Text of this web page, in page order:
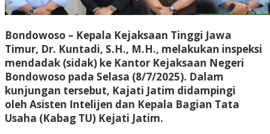
Bondowoso – Kepala Kejaksaan Tinggi Jawa
Timur, Dr. Kuntadi, S.H., M.H., melakukan inspeksi
mendadak (sidak) ke Kantor Kejaksaan Negeri
Bondowoso pada Selasa (8/7/2025). Dalam
kunjungan tersebut, Kajati Jatim didampingi
oleh Asisten Intelijen dan Kepala Bagian Tata
Usaha (Kabag TU) Kejati Jatim.